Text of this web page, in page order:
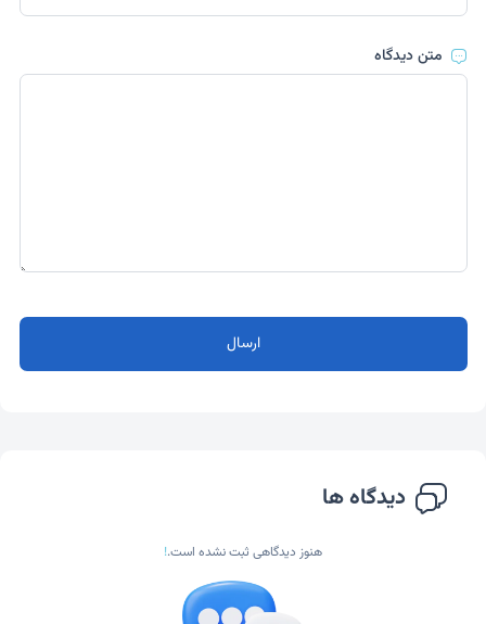
متن دیدگاه
ارسال
دیدگاه ها
هنوز دیدگاهی ثبت نشده است.!